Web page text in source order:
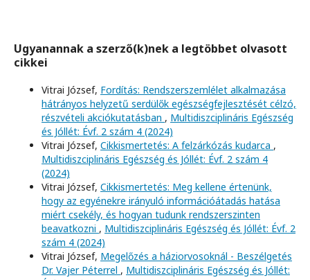
Ugyanannak a szerző(k)nek a legtöbbet olvasott
cikkei
Vitrai József, Fordítás: Rendszerszemlélet alkalmazása
hátrányos helyzetű serdülők egészségfejlesztését célzó,
részvételi akciókutatásban , Multidiszciplináris Egészség
és Jóllét: Évf. 2 szám 4 (2024)
Vitrai József, Cikkismertetés: A felzárkózás kudarca ,
Multidiszciplináris Egészség és Jóllét: Évf. 2 szám 4
(2024)
Vitrai József, Cikkismertetés: Meg kellene értenünk,
hogy az egyénekre irányuló információátadás hatása
miért csekély, és hogyan tudunk rendszerszinten
beavatkozni , Multidiszciplináris Egészség és Jóllét: Évf. 2
szám 4 (2024)
Vitrai József, Megelőzés a háziorvosoknál - Beszélgetés
Dr. Vajer Péterrel , Multidiszciplináris Egészség és Jóllét: